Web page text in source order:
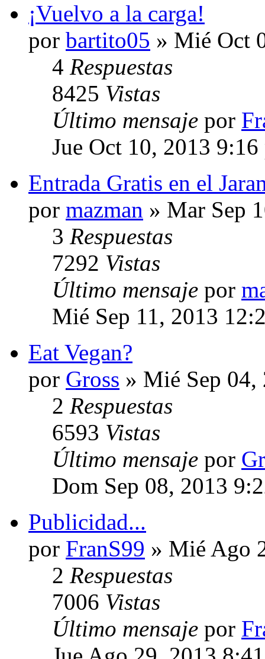
¡Vuelvo a la carga!
por bartito05 » Mié Oct
4 Respuestas
8425 Vistas
Último mensaje por
Jue Oct 10, 2013 9:16
Entrada Gratis en el
por mazman » Mar Sep
3 Respuestas
7292 Vistas
Último mensaje por
Mié Sep 11, 2013
Eat Vegan?
por Gross » Mié Sep
2 Respuestas
6593 Vistas
Último mensaje por
Dom Sep 08, 2013
Publicidad...
por FranS99 » Mié Ago
2 Respuestas
7006 Vistas
Último mensaje por